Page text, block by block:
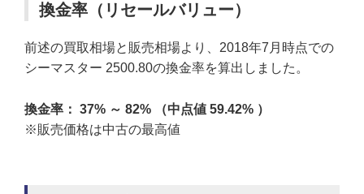
換金率（リセールバリュー）
前述の買取相場と販売相場より、2018年7月時点での
シーマスター 2500.80の換金率を算出しました。
換金率： 37% ～ 82% （中点値 59.42% ）
※販売価格は中古の最高値